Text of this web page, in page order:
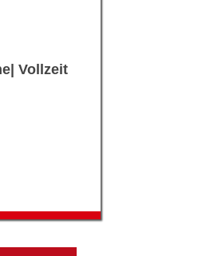
Vollzeit